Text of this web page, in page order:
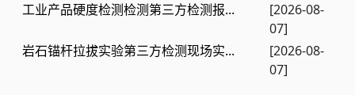
工业产品硬度检测检测第三方检测报...
[2026-08-
07]
岩石锚杆拉拔实验第三方检测现场实...
[2026-08-
07]